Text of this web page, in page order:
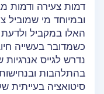
דמות צעירה ודמות
ובמיוחד מי שמוביל
האלו במקביל
כשמדובר בעשייה
נדרש לגייס
בהתלהבות
סיטואציה בעייתית